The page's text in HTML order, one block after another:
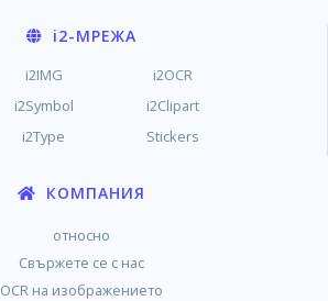
i2-МРЕЖА
i2IMG
i2OCR
i2Symbol
i2Clipart
i2Type Stickers
КОМПАНИЯ
относно
Свържете се с нас
OCR на изображението